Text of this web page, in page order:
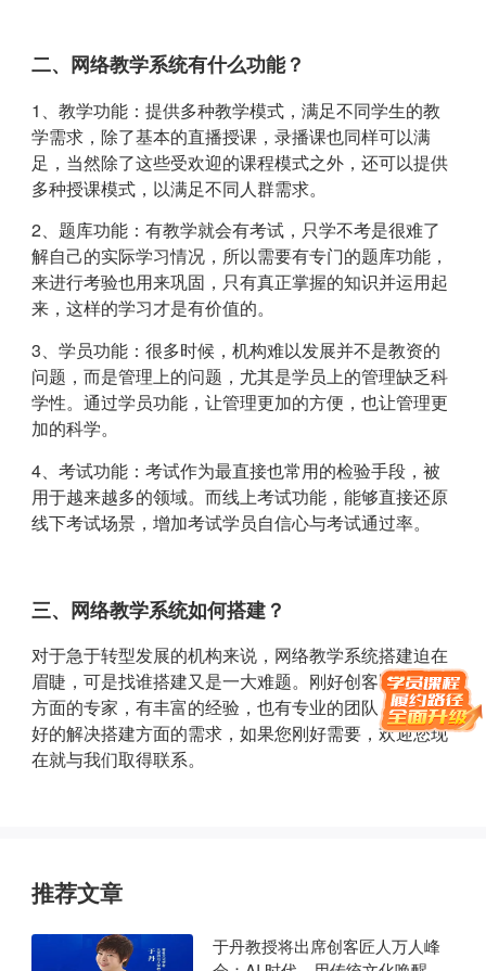
二、网络教学系统有什么功能？
1、教学功能：提供多种教学模式，满足不同学生的教
学需求，除了基本的直播授课，录播课也同样可以满
足，当然除了这些受欢迎的课程模式之外，还可以提供
多种授课模式，以满足不同人群需求。
2、题库功能：有教学就会有考试，只学不考是很难了
解自己的实际学习情况，所以需要有专门的题库功能，
来进行考验也用来巩固，只有真正掌握的知识并运用起
来，这样的学习才是有价值的。
3、学员功能：很多时候，机构难以发展并不是教资的
问题，而是管理上的问题，尤其是学员上的管理缺乏科
学性。通过学员功能，让管理更加的方便，也让管理更
加的科学。
4、考试功能：考试作为最直接也常用的检验手段，被
用于越来越多的领域。而线上考试功能，能够直接还原
线下考试场景，增加考试学员自信心与考试通过率。
三、网络教学系统如何搭建？
对于急于转型发展的机构来说，网络教学系统搭建迫在
眉睫，可是找谁搭建又是一大难题。刚好创客匠人是这
方面的专家，有丰富的经验，也有专业的团队，可以很
好的解决搭建方面的需求，如果您刚好需要，欢迎您现
在就与我们取得联系。
推荐文章
于丹教授将出席创客匠人万人峰